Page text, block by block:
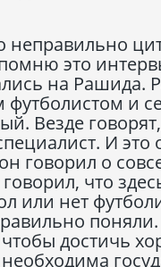
неправильно
это
на Рашида.
и
Везде
И это
говорил о
что
или нет
поняли.
чтобы достичь
необходима